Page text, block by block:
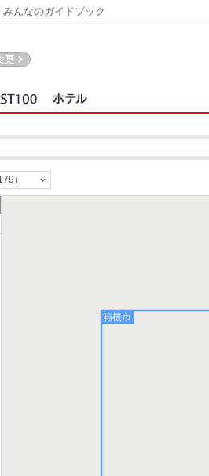
）
箱根市
みんなのガイドブック